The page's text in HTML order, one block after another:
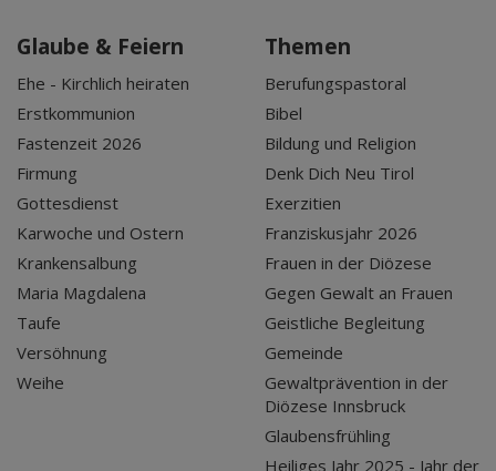
Glaube & Feiern
Ehe - Kirchlich heiraten
Erstkommunion
Fastenzeit 2026
Firmung
Gottesdienst
Karwoche und Ostern
Krankensalbung
Maria Magdalena
Taufe
Versöhnung
Weihe
Themen
Berufungspastoral
Bibel
Bildung und Religion
Denk Dich Neu Tirol
Exerzitien
Franziskusjahr 2026
Frauen in der Diözese
Gegen Gewalt an Frauen
Geistliche Begleitung
Gemeinde
Gewaltprävention in der
Diözese Innsbruck
Glaubensfrühling
Heiliges Jahr 2025 - Jahr der